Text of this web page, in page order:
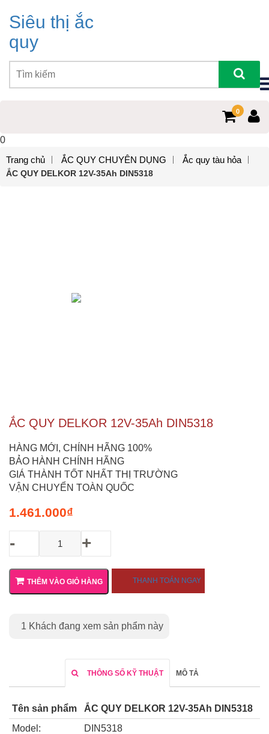
Siêu thị ắc
quy
0
0
Trang chủ
ẮC QUY CHUYÊN DỤNG Ắc quy tàu hỏa
ẮC QUY DELKOR 12V-35Ah DIN5318
ẮC QUY DELKOR 12V-35Ah DIN5318
HÀNG MỚI, CHÍNH HÃNG 100%
BẢO HÀNH CHÍNH HÃNG
GIÁ THÀNH TỐT NHẤT THỊ TRƯỜNG
VẬN CHUYỂN TOÀN QUỐC
₫
1.461.000
- +
THÊM VÀO GIỎ HÀNG THANH TOÁN NGAY
1 Khách đang xem sản phẩm này
THÔNG SỐ KỸ THUẬT MÔ TẢ
Tên sản phẩm
ẮC QUY DELKOR 12V-35Ah DIN5318
Model:
DIN5318